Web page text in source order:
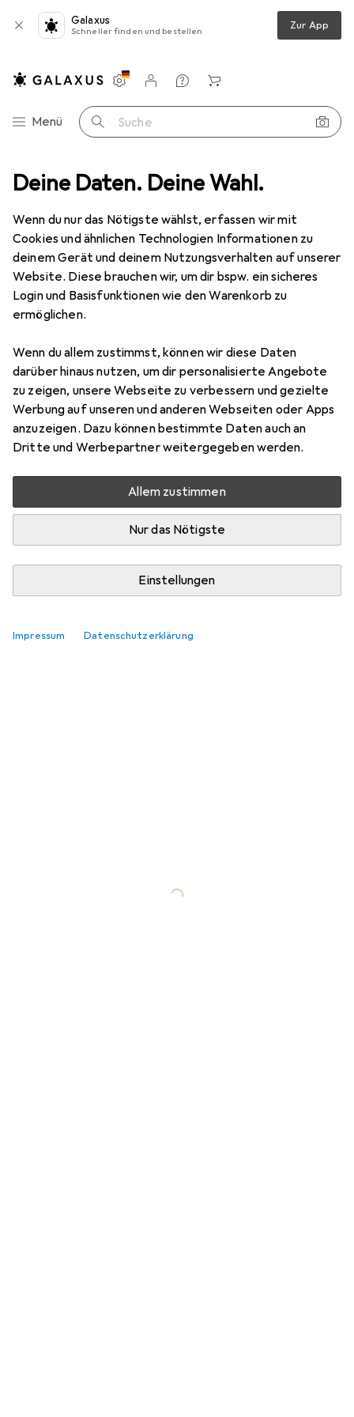
Deine Daten. Deine Wahl.
Wenn du nur das Nötigste wählst, erfassen wir mit
Cookies und ähnlichen Technologien Informationen zu
deinem Gerät und deinem Nutzungsverhalten auf unserer
Website. Diese brauchen wir, um dir bspw. ein sicheres
Login und Basisfunktionen wie den Warenkorb zu
ermöglichen.
Wenn du allem zustimmst, können wir diese Daten
darüber hinaus nutzen, um dir personalisierte Angebote
zu zeigen, unsere Webseite zu verbessern und gezielte
Werbung auf unseren und anderen Webseiten oder Apps
anzuzeigen. Dazu können bestimmte Daten auch an
Dritte und Werbepartner weitergegeben werden.
Allem zustimmen
Nur das Nötigste
Einstellungen
Impressum Datenschutzerklärung
Galaxus
Schneller finden und bestellen Zur App
Navigation nach Kategorien
Menü Suche
Einstellungen
Kundenkonto
Vergleichslisten
Merklisten
Warenkorb
Nordal
Kategorien anzeigen
Diese Marke gefällt mir
Mehr über Nordal erfahren